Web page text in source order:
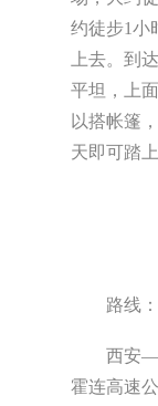
约徒步1小
上去。到
平坦，上
以搭帐篷
天即可踏
路线：
西安
霍连高速